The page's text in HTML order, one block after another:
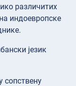
различитих
индоевропске
језик
сопствену